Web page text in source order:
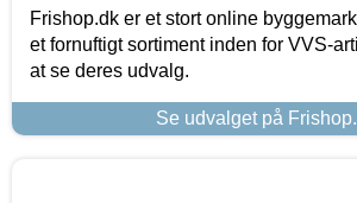
Frishop.dk er et stort online
et fornuftigt sortiment inden for VVS-
at se deres udvalg.
Se udvalget på